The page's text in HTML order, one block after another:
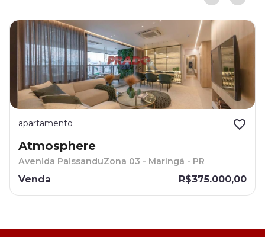
apartamento
Atmosphere
Avenida PaissanduZona 03 - Maringá - PR
Venda R$375.000,00